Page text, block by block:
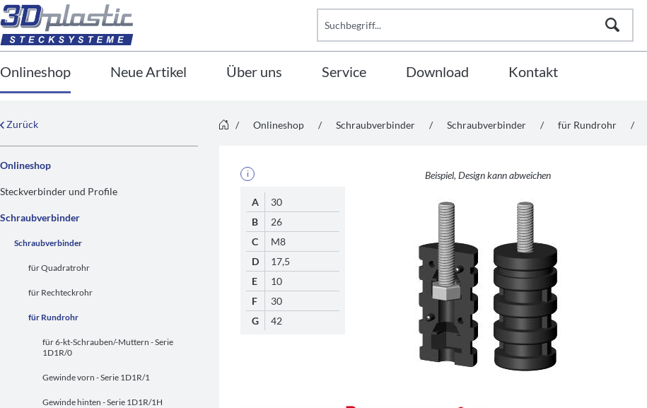
Onlineshop Neue Artikel Über uns Service Download Kontakt
Zurück / Onlineshop / Schraubverbinder / Schraubverbinder / für Rundrohr /
Onlineshop
Steckverbinder und Profile
Schraubverbinder
Schraubverbinder
für Quadratrohr
für Rechteckrohr
für Rundrohr
für 6-kt-Schrauben/-Muttern - Serie
1D1R/0
Gewinde vorn - Serie 1D1R/1
Gewinde hinten - Serie 1D1R/1H
i
A
30
B
26
C
M8
D
17,5
E
10
F
30
G
42
Beispiel, Design kann abweichen